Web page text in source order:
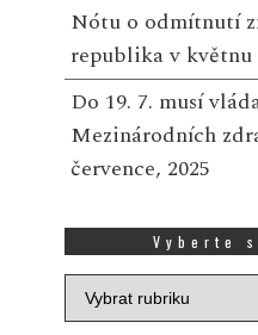
Nótu o odmítnutí
republika v květnu
Do 19. 7. musí
Mezinárodních
července, 2025
Vyberte
Vyberte
si,